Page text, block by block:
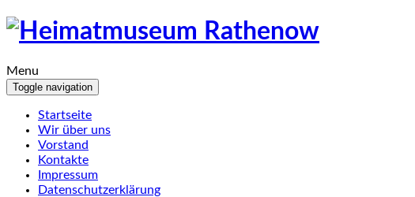
Menu
Toggle navigation
Startseite
Wir über uns
Vorstand
Kontakte
Impressum
Datenschutzerklärung